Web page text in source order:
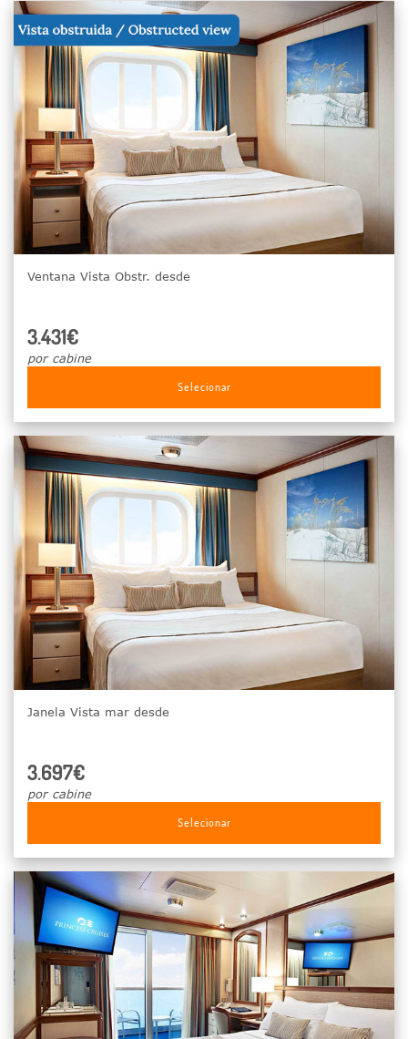
Ventana Vista Obstr. desde
3.431€
por cabine
Selecionar
Janela Vista mar desde
3.697€
por cabine
Selecionar